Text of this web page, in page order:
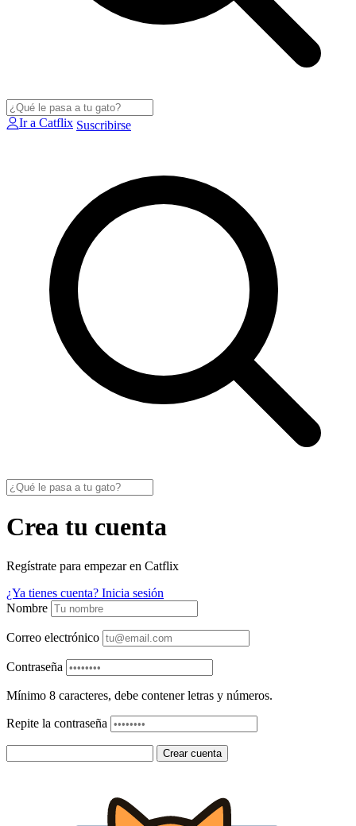
Ir a Catflix Suscribirse
Crea tu cuenta
Regístrate para empezar en Catflix
¿Ya tienes cuenta? Inicia sesión
Nombre
Correo electrónico
Contraseña
Mínimo 8 caracteres, debe contener letras y números.
Repite la contraseña
Crear cuenta